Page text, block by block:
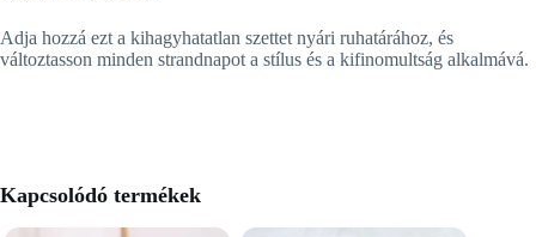
Adja hozzá ezt a kihagyhatatlan szettet nyári ruhatárához, és
változtasson minden strandnapot a stílus és a kifinomultság alkalmává.
Kapcsolódó termékek